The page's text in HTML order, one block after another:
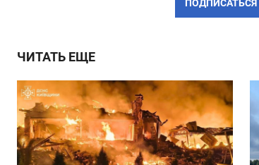
ПОДПИСАТЬСЯ
ЧИТАТЬ ЕЩЕ